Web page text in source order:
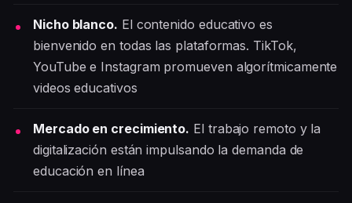
Nicho blanco. El contenido educativo es
bienvenido en todas las plataformas. TikTok,
YouTube e Instagram promueven algorítmicamente
videos educativos
Mercado en crecimiento. El trabajo remoto y la
digitalización están impulsando la demanda de
educación en línea